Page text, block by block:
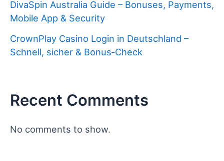
DivaSpin Australia Guide – Bonuses, Payments,
Mobile App & Security
CrownPlay Casino Login in Deutschland –
Schnell, sicher & Bonus‑Check
Recent Comments
No comments to show.